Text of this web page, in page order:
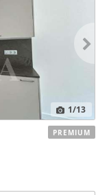
1/13
PREMIUM